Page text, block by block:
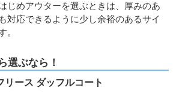
じめアウターを選ぶときは、厚みのあ
対応できるように少し余裕のあるサイ
。
選ぶなら！
リース ダッフルコート